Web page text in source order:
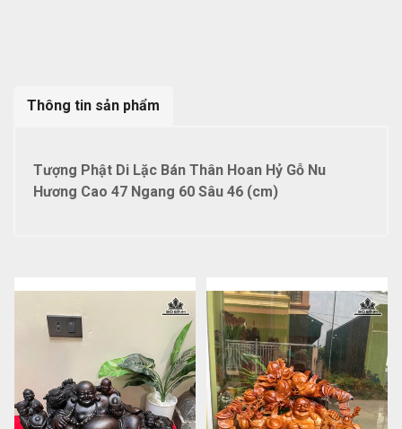
Thông tin sản phẩm
Tượng Phật Di Lặc Bán Thân Hoan Hỷ Gỗ Nu
Hương Cao 47 Ngang 60 Sâu 46 (cm)